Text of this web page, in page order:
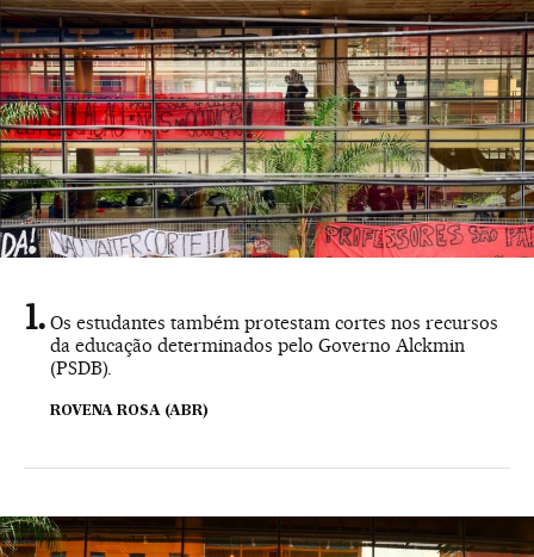
Os estudantes também protestam cortes nos recursos
da educação determinados pelo Governo Alckmin
(PSDB).
ROVENA ROSA (ABR)